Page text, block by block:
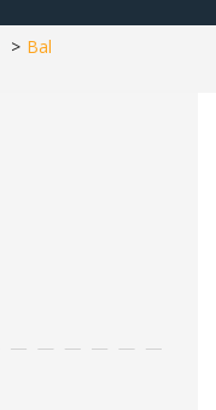
Bal